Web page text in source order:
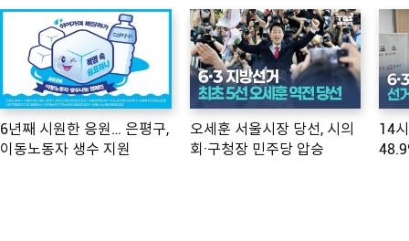
6년째 시원한 응원… 은평구,
이동노동자 생수 지원
오세훈 서울시장 당선, 시의
회·구청장 민주당 압승
14